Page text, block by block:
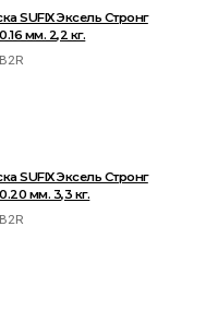
SUFIX Эксель Стронг
мм. 2,2 кг.
SUFIX Эксель Стронг
мм. 3,3 кг.